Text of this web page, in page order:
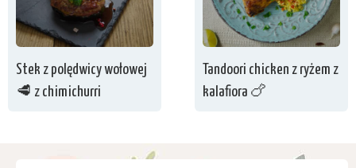
Stek z polędwicy wołowej
🥩 z chimichurri
Tandoori chicken z ryżem z
kalafiora 🍗